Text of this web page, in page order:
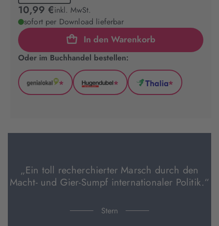
10,99 €inkl. MwSt.
sofort per Download lieferbar
In den Warenkorb
Oder im Buchhandel bestellen:
GenialLokal
Tab
*
Hugendubel
Tab
*
Thalia
Tab
*
„Ein toll recherchierter Marsch durch den
Macht- und Gier-Sumpf internationaler Politik.“
Stern